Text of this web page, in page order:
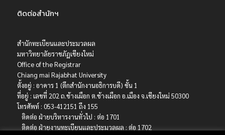
ติดต่อสำนักฯ
สำนักทะเบียนและประมวลผล
มหาวิทยาลัยราชภัฏเชียงใหม่
Office of the Registrar
Chiang mai Rajabhat University
ตั้งอยู่ : อาคาร 1 (ตึกสำนักงานอธิการบดี) ชั้น 1
ที่อยู่ : เลขที่ 202 ถ.ช้างเผือก ต.ช้างเผือก อ.เมือง จ.เชียงใหม่ 50300
โทรศัพท์ : 053-412151 ถึง 155
ติดต่อ ฝ่ายบริหารงานทั่วไป : ต่อ 1701
ติดต่อ ฝ่ายงานทะเบียนและประมวลผล : ต่อ 1702